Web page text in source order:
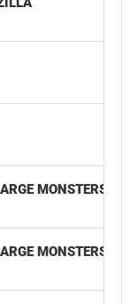
MONSTERS
MONSTERS